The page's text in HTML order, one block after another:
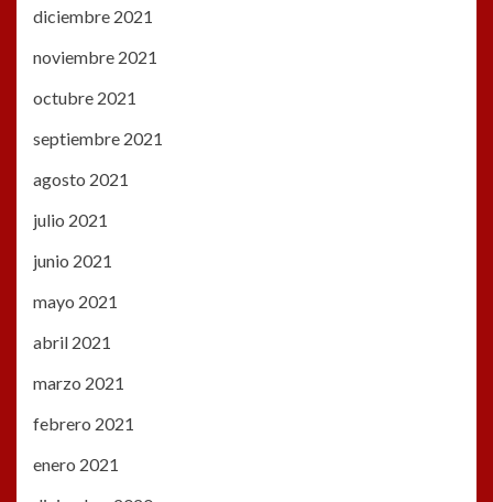
diciembre 2021
noviembre 2021
octubre 2021
septiembre 2021
agosto 2021
julio 2021
junio 2021
mayo 2021
abril 2021
marzo 2021
febrero 2021
enero 2021